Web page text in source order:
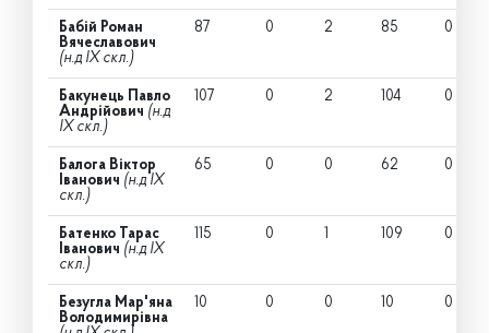
Бабій Роман
Вячеславович
(н.д IX скл.)
87 0 2 85 0
Бакунець Павло
Андрійович (н.д
IX скл.)
107 0 2 104 0
Балога Віктор
Іванович (н.д IX
скл.)
65 0 0 62 0
Батенко Тарас
Іванович (н.д IX
скл.)
115 0 1 109 0
Безугла Мар'яна
Володимирівна
10 0 0 10 0